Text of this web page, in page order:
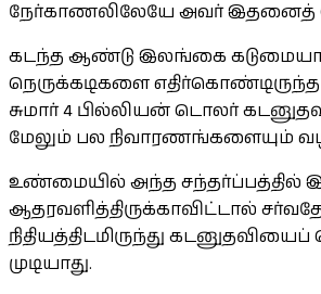
நேர்காணலிலேயே அவர் இதனைத்
கடந்த ஆண்டு இலங்கை
நெருக்கடிகளை
சுமார் 4 பில்லியன் டொலர்
மேலும் பல நிவாரணங்களையும்
உண்மையில் அந்த சந்தர்ப்பத்தில்
ஆதரவளித்திருக்காவிட்டால்
நிதியத்திடமிருந்து கடனுதவியைப்
முடியாது.